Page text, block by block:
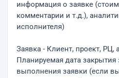
информация о заявке
комментарии и т.д.),
исполнителя)
Заявка - Клиент, проект, РЦ,
Планируемая дата закрытия
выполнения заявки (если